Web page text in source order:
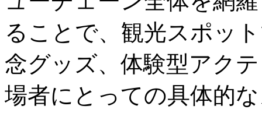
ることで、観光スポッ
念グッズ、体験型アク
場者にとっての具体的